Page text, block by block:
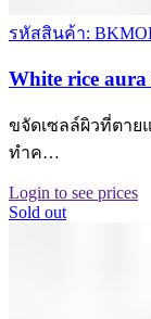
รหัสสินค้า:
White rice aura
ขจัดเซลล์ผิวที่ตาย
ทำค…
Login to see prices
Sold out